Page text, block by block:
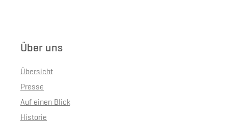
Über uns
Übersicht
Presse
Auf einen Blick
Historie